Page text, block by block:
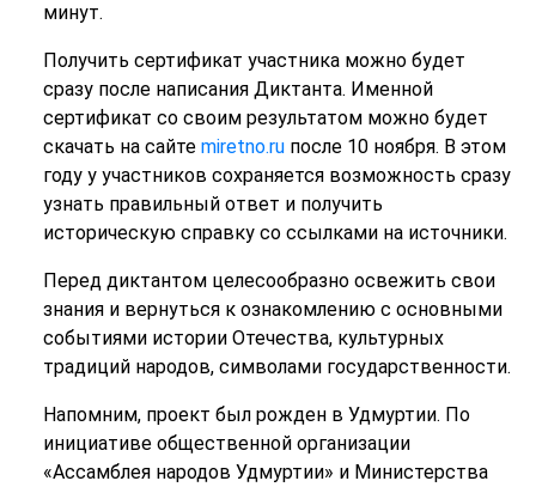
минут.
Получить сертификат участника можно будет
сразу после написания Диктанта. Именной
сертификат со своим результатом можно будет
скачать на сайте miretno.ruпосле 10 ноября. В этом
году у участников сохраняется возможность сразу
узнать правильный ответ и получить
историческую справку со ссылками на источники.
Перед диктантом целесообразно освежить свои
знания и вернуться к ознакомлению с основными
событиями истории Отечества, культурных
традиций народов, символами государственности.
Напомним, проект был рожден в Удмуртии. По
инициативе общественной организации
«Ассамблея народов Удмуртии» и Министерства